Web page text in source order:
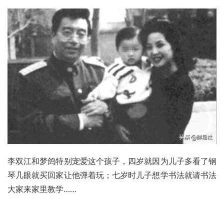
李双江和梦鸽特别宠爱这个孩子，四岁就因为儿子多看了钢
琴几眼就买回家让他弹着玩；七岁时儿子想学书法就请书法
大家来家里教学……